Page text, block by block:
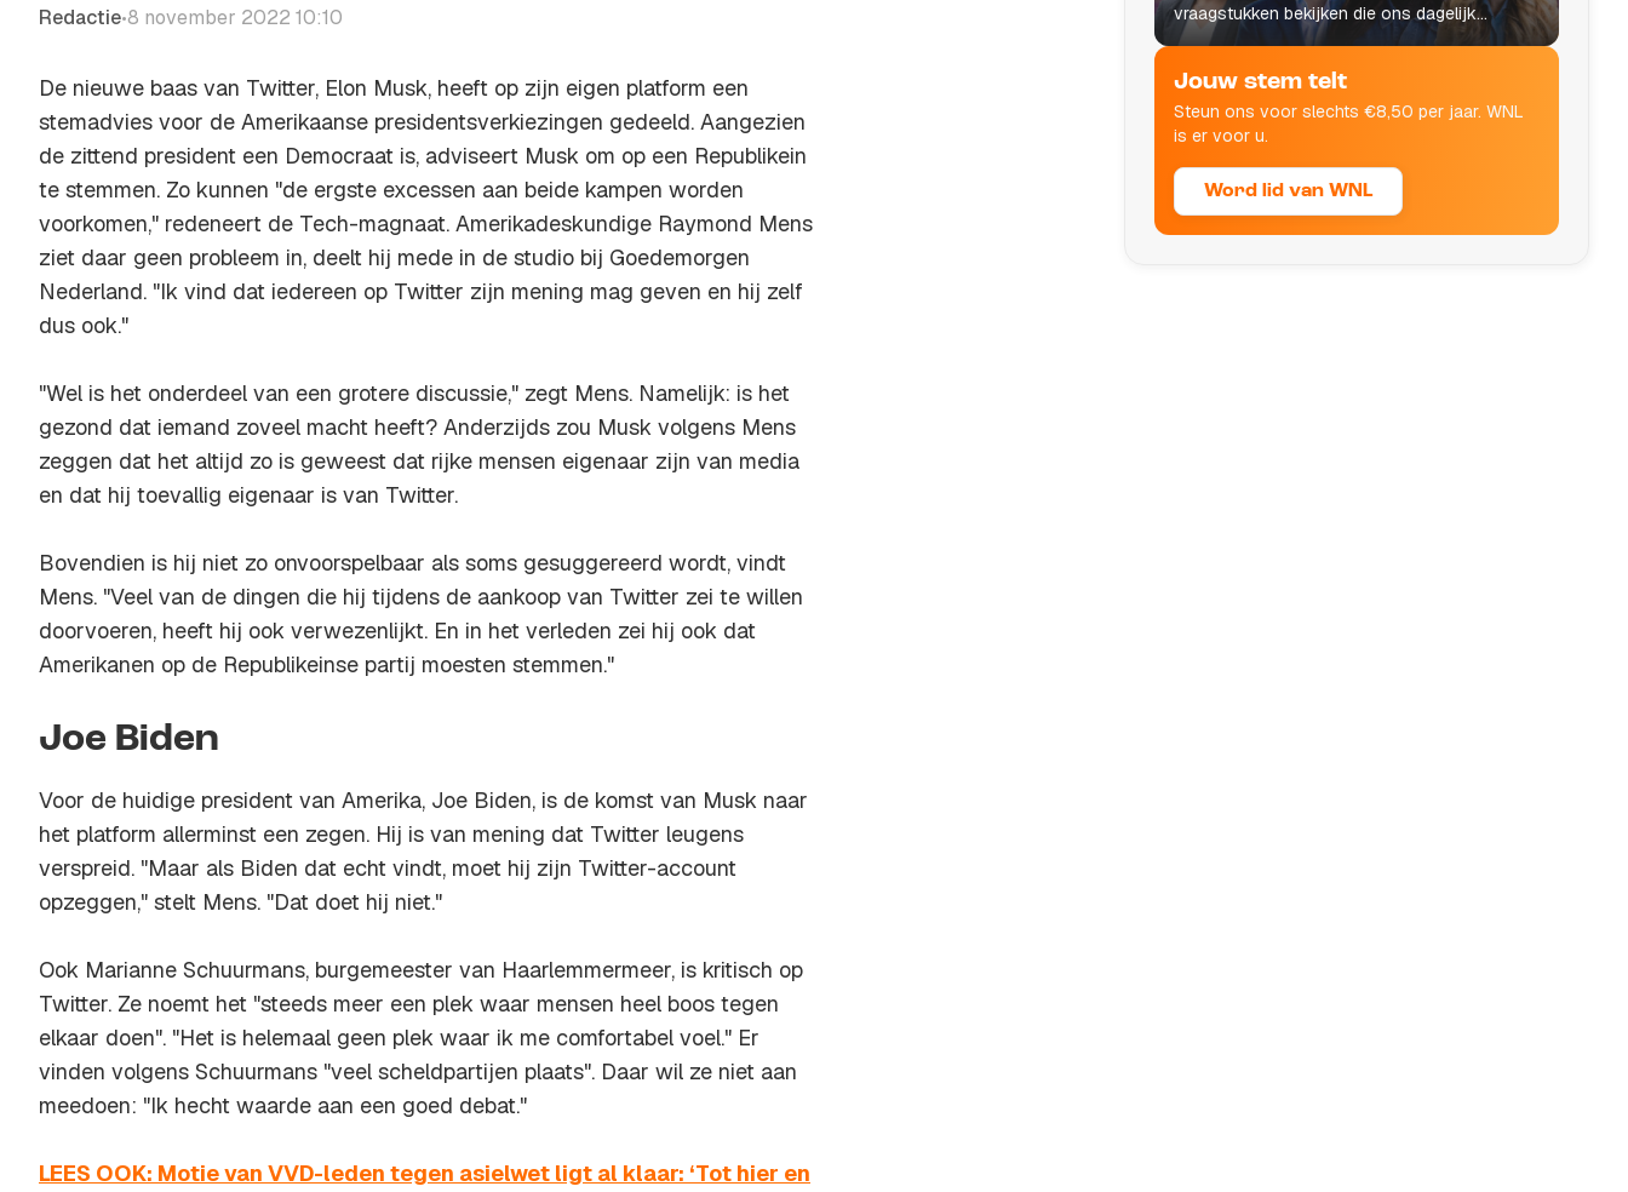
Redactie•8 november 2022 10:10
De nieuwe baas van Twitter, Elon Musk, heeft op zijn eigen platform een
stemadvies voor de Amerikaanse presidentsverkiezingen gedeeld. Aangezien
de zittend president een Democraat is, adviseert Musk om op een Republikein
te stemmen. Zo kunnen "de ergste excessen aan beide kampen worden
voorkomen," redeneert de Tech-magnaat. Amerikadeskundige Raymond Mens
ziet daar geen probleem in, deelt hij mede in de studio bij Goedemorgen
Nederland. "Ik vind dat iedereen op Twitter zijn mening mag geven en hij zelf
dus ook."
"Wel is het onderdeel van een grotere discussie," zegt Mens. Namelijk: is het
gezond dat iemand zoveel macht heeft? Anderzijds zou Musk volgens Mens
zeggen dat het altijd zo is geweest dat rijke mensen eigenaar zijn van media
en dat hij toevallig eigenaar is van Twitter.
Bovendien is hij niet zo onvoorspelbaar als soms gesuggereerd wordt, vindt
Mens. "Veel van de dingen die hij tijdens de aankoop van Twitter zei te willen
doorvoeren, heeft hij ook verwezenlijkt. En in het verleden zei hij ook dat
Amerikanen op de Republikeinse partij moesten stemmen."
Joe Biden
Voor de huidige president van Amerika, Joe Biden, is de komst van Musk naar
het platform allerminst een zegen. Hij is van mening dat Twitter leugens
verspreid. "Maar als Biden dat echt vindt, moet hij zijn Twitter-account
opzeggen," stelt Mens. "Dat doet hij niet."
Ook Marianne Schuurmans, burgemeester van Haarlemmermeer, is kritisch op
Twitter. Ze noemt het "steeds meer een plek waar mensen heel boos tegen
elkaar doen". "Het is helemaal geen plek waar ik me comfortabel voel." Er
vinden volgens Schuurmans "veel scheldpartijen plaats". Daar wil ze niet aan
meedoen: "Ik hecht waarde aan een goed debat."
LEES OOK: Motie van VVD-leden tegen asielwet ligt al klaar: ‘Tot hier en
vraagstukken bekijken die ons dagelijks
leven raken.
Jouw stem telt
Steun ons voor slechts €8,50 per jaar. WNL
is er voor u.
Word lid van WNL